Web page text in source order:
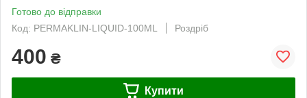
Готово до відправки
Код: PERMAKLIN-LIQUID-100ML
Роздріб
400 ₴
Купити